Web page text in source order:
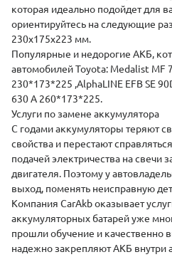
которая идеально подойдет для
ориентируйтесь на следующие
230х175х223 мм.
Популярные и недорогие АКБ,
автомобилей Toyota: Medalist MF
230*173*225 ,AlphaLINE EFB SE
630 A 260*173*225.
Услуги по замене аккумулятора
С годами аккумуляторы теряют
свойства и перестают
подачей электричества на свечи
двигателя. Поэтому у
выход, поменять неисправную
Компания CarAkb оказывает
аккумуляторных батарей уже
прошли обучение и качественно
надежно закрепляют АКБ внутри